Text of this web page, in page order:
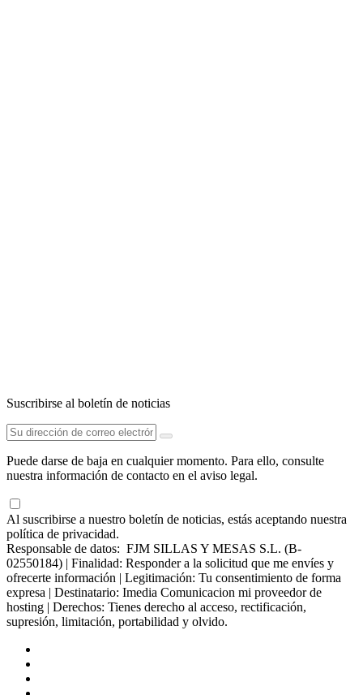
Suscribirse al boletín de noticias
Puede darse de baja en cualquier momento. Para ello, consulte
nuestra información de contacto en el aviso legal.
Al suscribirse a nuestro boletín de noticias, estás aceptando nuestra
política de privacidad.
Responsable de datos: FJM SILLAS Y MESAS S.L. (B-
02550184) | Finalidad: Responder a la solicitud que me envíes y
ofrecerte información | Legitimación: Tu consentimiento de forma
expresa | Destinatario: Imedia Comunicacion mi proveedor de
hosting | Derechos: Tienes derecho al acceso, rectificación,
supresión, limitación, portabilidad y olvido.